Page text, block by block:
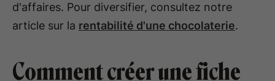
d'affaires. Pour diversifier, consultez notre
article sur la rentabilité d'une chocolaterie.
Comment créer une fiche